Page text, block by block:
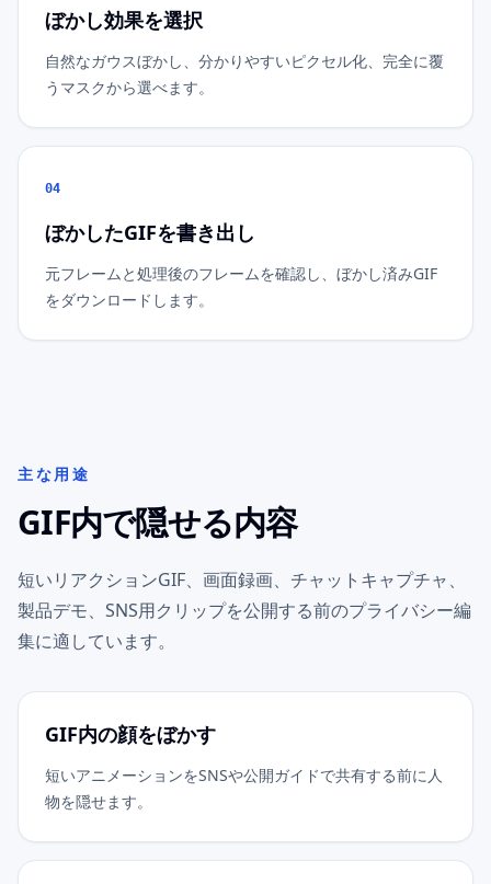
ぼかし効果を選択
自然なガウスぼかし、分かりやすいピクセル化、完全に覆
うマスクから選べます。
04
ぼかしたGIFを書き出し
元フレームと処理後のフレームを確認し、ぼかし済みGIF
をダウンロードします。
主な用途
GIF内で隠せる内容
短いリアクションGIF、画面録画、チャットキャプチャ、
製品デモ、SNS用クリップを公開する前のプライバシー編
集に適しています。
GIF内の顔をぼかす
短いアニメーションをSNSや公開ガイドで共有する前に人
物を隠せます。